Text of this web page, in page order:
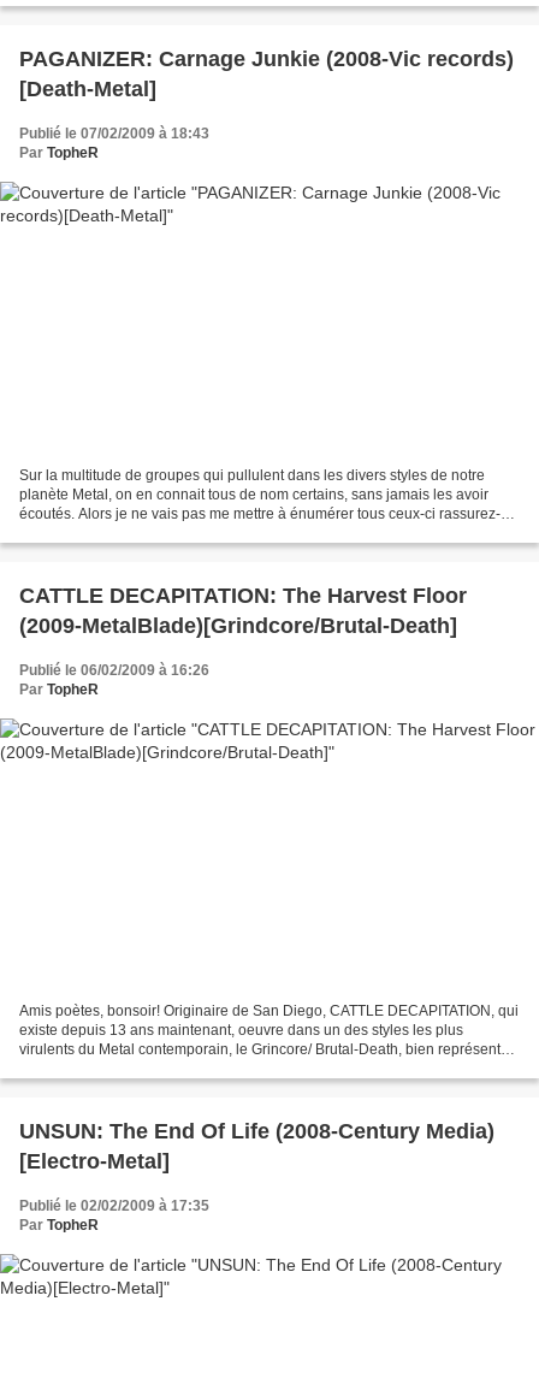
PAGANIZER: Carnage Junkie (2008-Vic records)
[Death-Metal]
Publié le 07/02/2009 à 18:43
Par TopheR
Sur la multitude de groupes qui pullulent dans les divers styles de notre
planète Metal, on en connait tous de nom certains, sans jamais les avoir
écoutés. Alors je ne vais pas me mettre à énumérer tous ceux-ci rassurez-
CATTLE DECAPITATION: The Harvest Floor
(2009-MetalBlade)[Grindcore/Brutal-Death]
Publié le 06/02/2009 à 16:26
Par TopheR
Amis poètes, bonsoir! Originaire de San Diego, CATTLE DECAPITATION, qui
existe depuis 13 ans maintenant, oeuvre dans un des styles les plus
virulents du Metal contemporain, le Grincore/ Brutal-Death, bien représenté
UNSUN: The End Of Life (2008-Century Media)
[Electro-Metal]
Publié le 02/02/2009 à 17:35
Par TopheR